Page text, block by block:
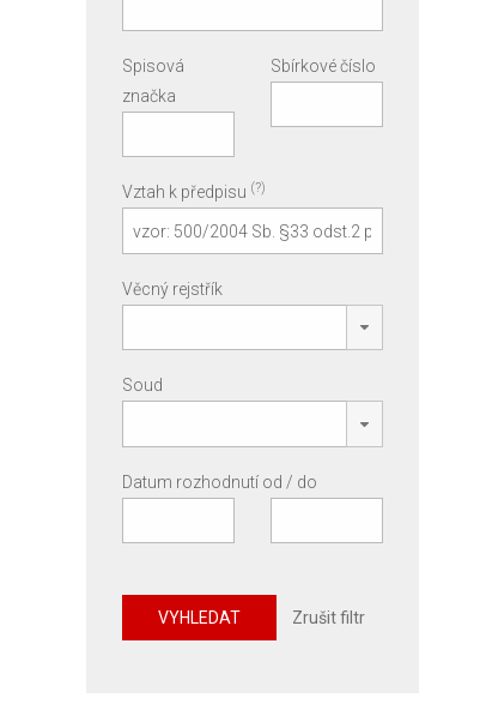
Spisová
značka
Sbírkové číslo
Vztah k předpisu (?)
Věcný rejstřík
Soud
Datum rozhodnutí od / do
VYHLEDAT Zrušit filtr